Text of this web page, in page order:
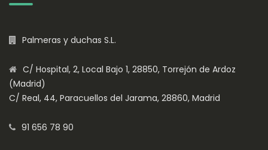
Palmeras y duchas S.L.
C/ Hospital, 2, Local Bajo 1, 28850, Torrejón de Ardoz
(Madrid)
C/ Real, 44, Paracuellos del Jarama, 28860, Madrid
91 656 78 90